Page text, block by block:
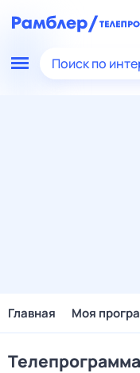
Поиск по
Главная Моя